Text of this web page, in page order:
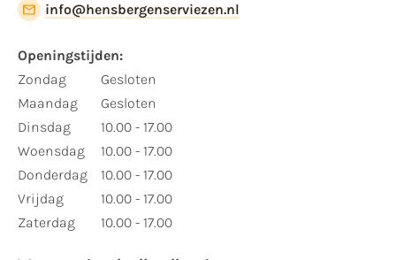
info@hensbergenserviezen.nl
Openingstijden:​
​Zondag
Maandag
Dinsdag
Woensdag
Donderdag
Vrijdag
Zaterdag
Gesloten
Gesloten
10.00 - 17.00
10.00 - 17.00
10.00 - 17.00
10.00 - 17.00
10.00 - 17.00